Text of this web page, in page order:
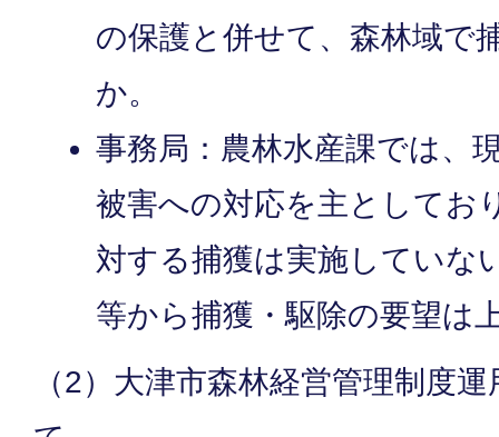
の保護と併せて、森林域で
か。
事務局：農林水産課では、
被害への対応を主としてお
対する捕獲は実施していな
等から捕獲・駆除の要望は
（2）大津市森林経営管理制度